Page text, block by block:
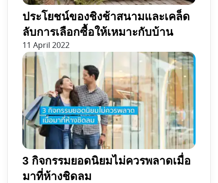
ประโยชน์ของชิงช้าสนามและเคล็ด
ลับการเลือกซื้อให้เหมาะกับบ้าน
11 April 2022
3 กิจกรรมยอดนิยมไม่ควรพลาดเมื่อ
มาที่ห้างชิดลม